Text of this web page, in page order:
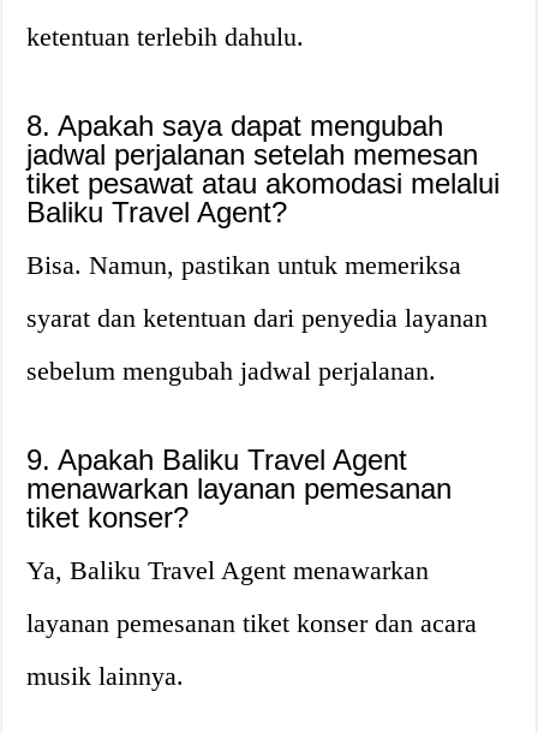
ketentuan terlebih dahulu.
8. Apakah saya dapat mengubah
jadwal perjalanan setelah memesan
tiket pesawat atau akomodasi melalui
Baliku Travel Agent?
Bisa. Namun, pastikan untuk memeriksa
syarat dan ketentuan dari penyedia layanan
sebelum mengubah jadwal perjalanan.
9. Apakah Baliku Travel Agent
menawarkan layanan pemesanan
tiket konser?
Ya, Baliku Travel Agent menawarkan
layanan pemesanan tiket konser dan acara
musik lainnya.